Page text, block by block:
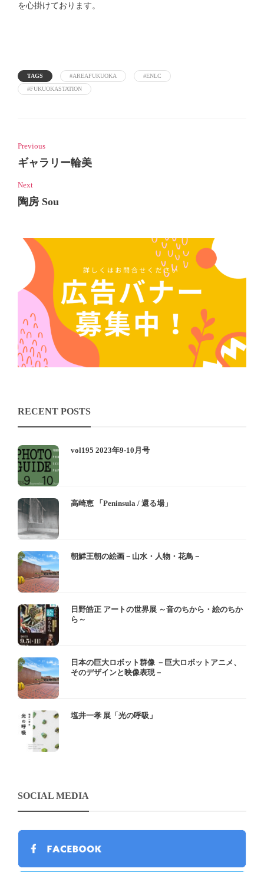
を心掛けております。
TAGS #AREAFUKUOKA
#ENLC
#FUKUOKASTATION
Previous
ギャラリー輪美
Next
陶房 Sou
RECENT POSTS
vol195 2023年9-10月号
高崎恵 「Peninsula / 還る場」
朝鮮王朝の絵画－山水・人物・花鳥－
日野皓正 アートの世界展 ～音のちから・絵のちか
ら～
日本の巨大ロボット群像 －巨大ロボットアニメ、
そのデザインと映像表現－
塩井一孝 展「光の呼吸」
SOCIAL MEDIA